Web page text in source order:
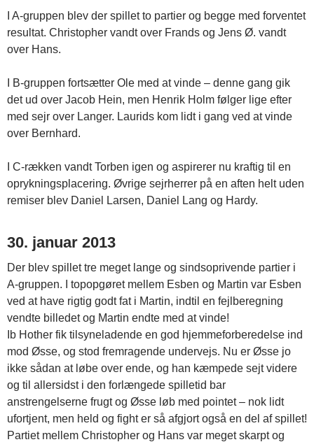
I A-gruppen blev der spillet to partier og begge med forventet
resultat. Christopher vandt over Frands og Jens Ø. vandt
over Hans.
I B-gruppen fortsætter Ole med at vinde – denne gang gik
det ud over Jacob Hein, men Henrik Holm følger lige efter
med sejr over Langer. Laurids kom lidt i gang ved at vinde
over Bernhard.
I C-rækken vandt Torben igen og aspirerer nu kraftig til en
oprykningsplacering. Øvrige sejrherrer på en aften helt uden
remiser blev Daniel Larsen, Daniel Lang og Hardy.
30. januar 2013
Der blev spillet tre meget lange og sindsoprivende partier i
A-gruppen. I topopgøret mellem Esben og Martin var Esben
ved at have rigtig godt fat i Martin, indtil en fejlberegning
vendte billedet og Martin endte med at vinde!
Ib Hother fik tilsyneladende en god hjemmeforberedelse ind
mod Øsse, og stod fremragende undervejs. Nu er Øsse jo
ikke sådan at løbe over ende, og han kæmpede sejt videre
og til allersidst i den forlængede spilletid bar
anstrengelserne frugt og Øsse løb med pointet – nok lidt
ufortjent, men held og fight er så afgjort også en del af spillet!
Partiet mellem Christopher og Hans var meget skarpt og